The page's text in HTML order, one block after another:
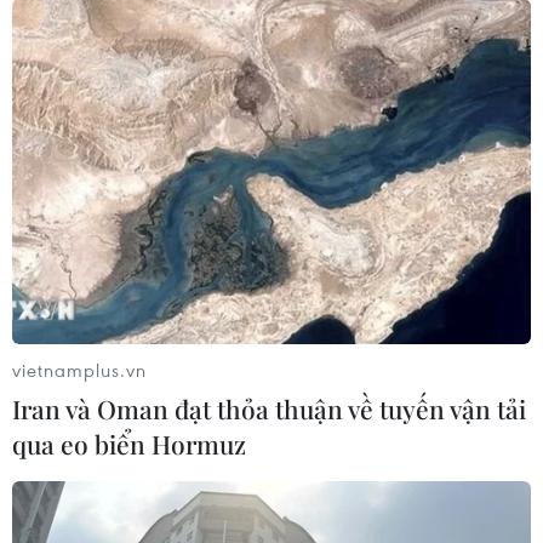
#Thành phố Hồ Chí Minh
#điều chỉnh giá xăng
#cơ chế thị trường
#tiết kiệm chi tiêu
#tăng giá
Tp. Hồ Chí Minh
Theo dõi VietnamPlus
TIN LIÊN QUAN
vietnamplus.vn
Iran và Oman đạt thỏa thuận về tuyến vận tải
qua eo biển Hormuz